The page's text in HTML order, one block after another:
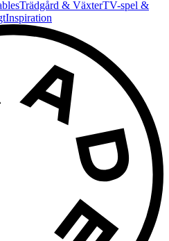
Trädgård & VäxterTV-spel &
Inspiration